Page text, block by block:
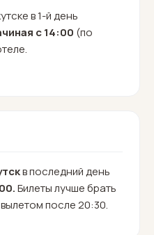
в 1-й день
с 14:00 (по
на самолёте.
в последний день
Билеты лучше брать
после 20:30.